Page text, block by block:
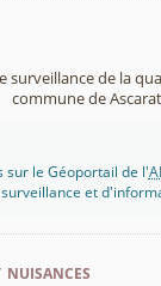
surveillance de la
commune de Ascarat
sur le Géoportail de l'
surveillance et